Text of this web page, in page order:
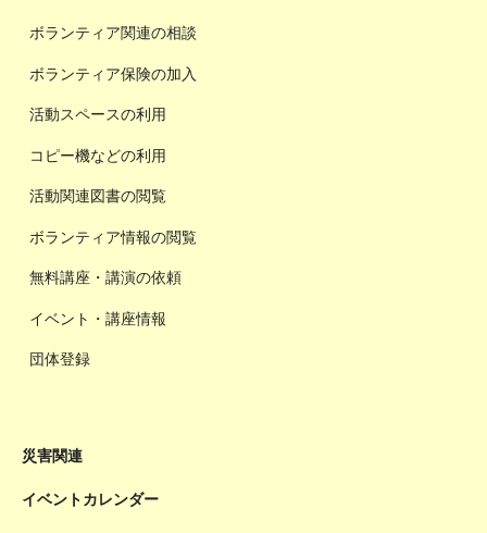
ボランティア関連の相談
ボランティア保険の加入
活動スペースの利用
コピー機などの利用
活動関連図書の閲覧
ボランティア情報の閲覧
無料講座・講演の依頼
イベント・講座情報
団体登録
災害関連
イベントカレンダー